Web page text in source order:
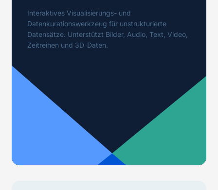
Interaktives Visualisierungs- und
Datenkurationswerkzeug für unstrukturierte
Datensätze. Unterstützt Bilder, Audio, Text, Video,
Zeitreihen und 3D-Daten.